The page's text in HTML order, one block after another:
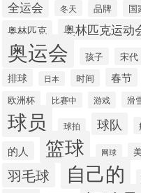
全运会 冬天 品牌 国
奥林匹克 奥林匹克运动
奥运会 孩子 宋代
排球
日本 时间 春节
欧洲杯 比赛中 游戏 滑
球员 球拍 球队
的人 篮球 网球
羽毛球 自己的